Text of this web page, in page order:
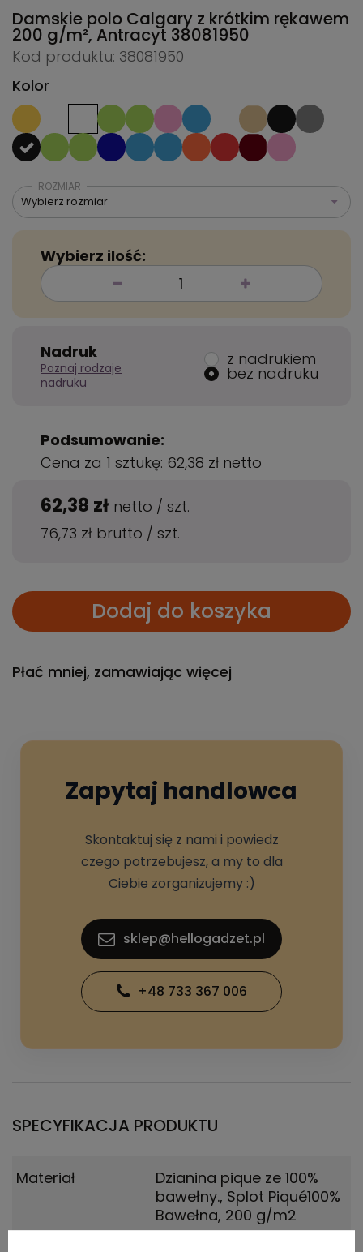
Damskie polo Calgary z krótkim rękawem
200 g/m², Antracyt 38081950
Kod produktu: 38081950
Kolor
ROZMIAR
Wybierz rozmiar
Wybierz ilość:
Nadruk
Poznaj rodzaje
nadruku
z nadrukiem
bez nadruku
Podsumowanie:
Cena za 1 sztukę: 62,38 zł netto
62,38 zł netto / szt.
76,73 zł brutto / szt.
Dodaj do koszyka
Płać mniej, zamawiając więcej
Zapytaj handlowca
Skontaktuj się z nami i powiedz
czego potrzebujesz, a my to dla
Ciebie zorganizujemy :)
sklep@hellogadzet.pl
+48 733 367 006
SPECYFIKACJA PRODUKTU
Materiał
Dzianina pique ze 100%
bawełny., Splot Piqué100%
Bawełna, 200 g/m2